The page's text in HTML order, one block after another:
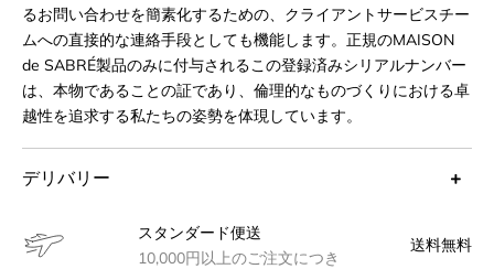
るお問い合わせを簡素化するための、クライアントサービスチー
ムへの直接的な連絡手段としても機能します。正規のMAISON
de SABRÉ製品のみに付与されるこの登録済みシリアルナンバー
は、本物であることの証であり、倫理的なものづくりにおける卓
越性を追求する私たちの姿勢を体現しています。
デリバリー
スタンダード便送
10,000円以上のご注文につき
送料無料